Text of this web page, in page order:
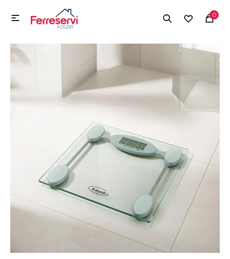
0

MI CUENTA
Menú Herramientas y Construcción Electrodomésticos
Herramientas y Construcción
Electrodomésticos
Tecnología
Deportes